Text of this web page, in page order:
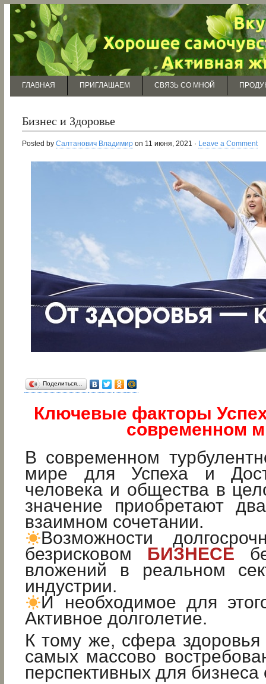
ГЛАВНАЯ ПРИГЛАШАЕМ СВЯЗЬ СО МНОЙ
Бизнес и Здоровье
Posted by Салтанович Владимир on 11 июня, 2021 · Leave a Comment
Поделиться…
Ключевые факторы
современном
В современном
мире для Успеха и
человека и общества в
значение приобретают
взаимном сочетании.
Возможности
безрисковом БИЗНЕСЕ
вложений в реальном
индустрии.
И необходимое для
Активное долголетие.
К тому же, сфера здоровья
самых массово
перспективных для бизнеса